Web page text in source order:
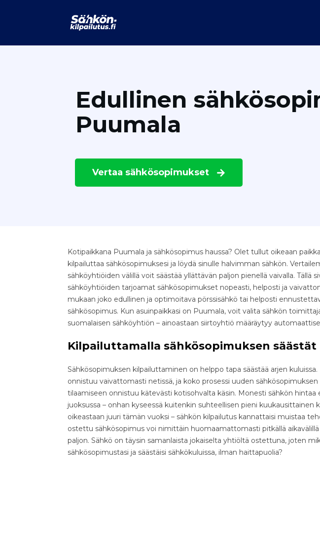
Edullinen
Puumala
Vertaa sähkösopimukset
Kotipaikkana Puumala ja sähkösopimus haussa? Olet tullut oikeaan
kilpailuttaa sähkösopimuksesi ja löydä sinulle halvimman sähkön.
sähköyhtiöiden välillä voit säästää yllättävän paljon pienellä vaivalla. Tällä
sähköyhtiöiden tarjoamat sähkösopimukset nopeasti, helposti ja
mukaan joko edullinen ja optimoitava pörssisähkö tai helposti
sähkösopimus. Kun asuinpaikkasi on Puumala, voit valita sähkön
suomalaisen sähköyhtiön – ainoastaan siirtoyhtiö määräytyy
Kilpailuttamalla sähkösopimuksen
Sähkösopimuksen kilpailuttaminen on helppo tapa säästää arjen
onnistuu vaivattomasti netissä, ja koko prosessi uuden
tilaamiseen onnistuu kätevästi kotisohvalta käsin. Monesti sähkön hintaa
juoksussa – onhan kyseessä kuitenkin suhteellisen pieni kuukausittainen
oikeastaan juuri tämän vuoksi – sähkön kilpailutus kannattaisi muistaa
ostettu sähkösopimus voi nimittäin huomaamattomasti pitkällä
paljon. Sähkö on täysin samanlaista jokaiselta yhtiöltä ostettuna, joten
sähkösopimustasi ja säästäisi sähkökuluissa, ilman haittapuolia?